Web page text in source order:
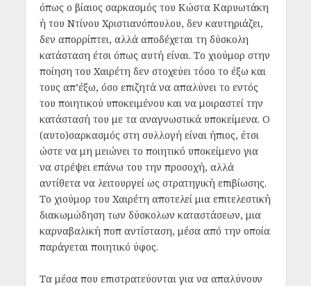
όπως ο βίαιος σαρκασμός του Κώστα Καρυωτάκη
ή του Ντίνου Χριστιανόπουλου, δεν καυτηριάζει,
δεν απορρίπτει, αλλά αποδέχεται τη δύσκολη
κατάσταση έτσι όπως αυτή είναι. Το χιούμορ στην
ποίηση του Χαιρέτη δεν στοχεύει τόσο το έξω και
τους απ’έξω, όσο επιζητά να απαλύνει το εντός
του ποιητικού υποκειμένου και να μοιραστεί την
κατάστασή του με τα αναγνωστικά υποκείμενα. Ο
(αυτο)σαρκασμός στη συλλογή είναι ήπιος, έτσι
ώστε να μη μειώνει το ποιητικό υποκείμενο για
να στρέψει επάνω του την προσοχή, αλλά
αντίθετα να λειτουργεί ως στρατηγική επιβίωσης.
Το χιούμορ του Χαιρέτη αποτελεί μια επιτελεστική
διακωμώδηση των δύσκολων καταστάσεων, μια
καρναβαλική ποπ αντίσταση, μέσα από την οποία
παράγεται ποιητικό ύφος.
Τα μέσα που επιστρατεύονται για να απαλύνουν